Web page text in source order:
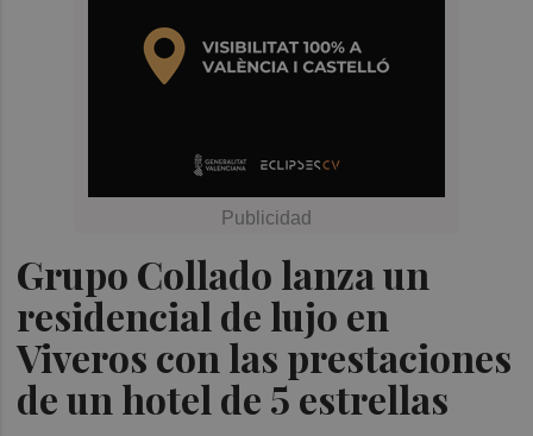
Grupo Collado lanza un
residencial de lujo en
Viveros con las prestaciones
de un hotel de 5 estrellas